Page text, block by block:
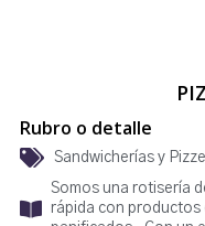
Rubro o detalle
Sandwicherías y
Somos una rotisería
rápida con productos